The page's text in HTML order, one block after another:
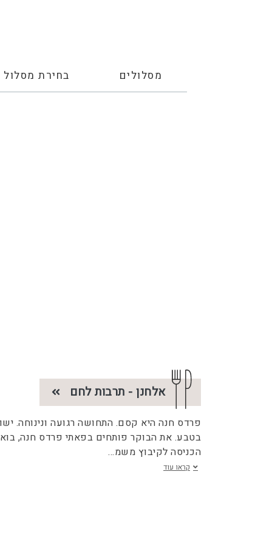
מסלולים בחירת מסלול
אלחנן - תרבות לחם
פרדס חנה היא קסם. התחושה רגועה ונינוחה.
בטבע. את הבוקר פותחים בפאתי פרדס חנה,
הכניסה לקיבוץ משמ...
קראו עוד